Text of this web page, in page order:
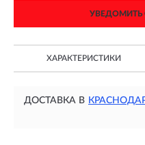
УВЕДОМИТЬ
ХАРАКТЕРИСТИКИ
ДОСТАВКА В